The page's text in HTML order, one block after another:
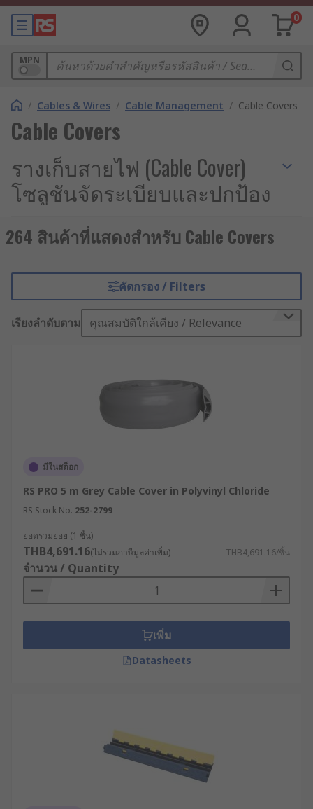
0
MPN
/ Cables & Wires / Cable Management / Cable Covers
Cable Covers
รางเก็บสายไฟ (Cable Cover)
โซลูชันจัดระเบียบและปกป้อง
(Electrical and Network Cabling) ของโรงงาน
อุตสาหกรรมและอาคารพาณิชย์ต่าง ๆ การบริหาร
จัดการเส้นทางเดินสายไฟอย่างเป็นระบบและปลอดภัย
เป็นสิ่งสำคัญอย่างยิ่ง อุปกรณ์ที่ทำหน้าที่จัดระเบียบและ
ปกป้องสายเคเบิลเหล่านี้คือ Cable Cover ที่มีทั้ง
สายไฟที่เปลือยเปล่าและรองรับแรงกระแทกโดยเฉพาะ
การเลือกใช้รางเก็บสายไฟที่ได้มาตรฐาน จะช่วยเพิ่ม
ความปลอดภัยในพื้นที่ปฏิบัติงาน ลดความเสี่ยงจาก
รางเก็บสายไฟ (Cable Cover)
คืออะไร ?
รางเก็บสายไฟ (Cable Cover) คืออุปกรณ์ที่ออกแบบมา
เพื่อใช้บริหารจัดการและปกป้องสายไฟ สายเคเบิล หรือ
สายสัญญาณในสภาพแวดล้อมต่าง ๆ ทำหน้าที่เป็น
เกราะป้องกันทางกายภาพ ช่วยซ่อนสายไฟที่เปลือย
อุปกรณ์เหล่านี้มักผลิตจากวัสดุที่มีความยืดหยุ่นและ
ทนทาน เช่น ยาง หรือพลาสติก
ติดตั้งและซ่อมบำรุงในอนาคต มีให้เลือกหลายขนาด
และหลายความยาวเพื่อรองรับปริมาณและประเภทของ
264 สินค้าที่แสดงสำหรับ Cable Covers
คัดกรอง / Filters
เรียงลำดับตาม คุณสมบัติใกล้เคียง / Relevance
มีในสต็อก
RS PRO 5 m Grey Cable Cover in Polyvinyl Chloride
RS Stock No. 252-2799
ยอดรวมย่อย (1 ชิ้น)
THB4,691.16(ไม่รวมภาษีมูลค่าเพิ่ม) THB4,691.16/ชิ้น
จำนวน / Quantity
เพิ่ม
Datasheets